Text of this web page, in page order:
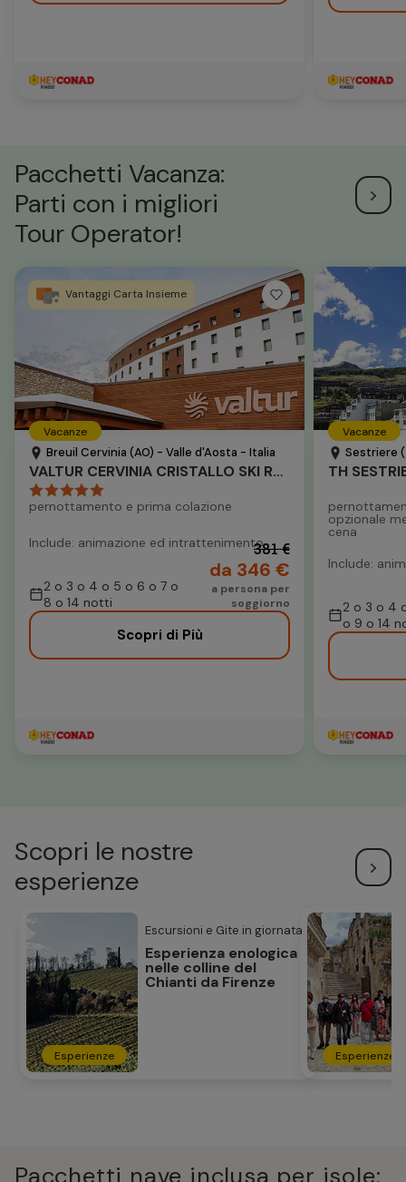
Pacchetti Vacanza:
Parti con i migliori
Tour Operator!
Vantaggi Carta Insieme
Vacanze
Breuil Cervinia (AO) - Valle d'Aosta - Italia
VALTUR CERVINIA CRISTALLO SKI RESORT
pernottamento e prima colazione
Include: animazione ed intrattenimento
2 o 3 o 4 o 5 o 6 o 7 o
8 o 14 notti
381 €
da 346 €
a persona per
soggiorno
Scopri di Più
Vacanze
Sestriere
TH
opzionale
cena
Include:
2 o 3 o 4
o 9 o 14
Scopri le nostre
esperienze
Esperienze
Escursioni e Gite in giornata
Esperienza enologica
nelle colline del
Chianti da Firenze
Esperienze
Pacchetti nave inclusa per isole: